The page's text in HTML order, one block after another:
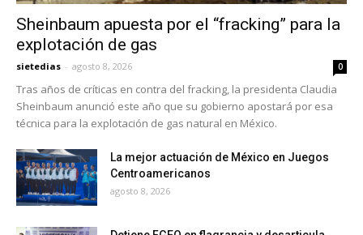
Sheinbaum apuesta por el “fracking” para la
explotación de gas
sietedias - agosto 8, 2026 0
Tras años de críticas en contra del fracking, la presidenta Claudia
Sheinbaum anunció este año que su gobierno apostará por esa
técnica para la explotación de gas natural en México.
La mejor actuación de México en Juegos
Centroamericanos
agosto 8, 2026